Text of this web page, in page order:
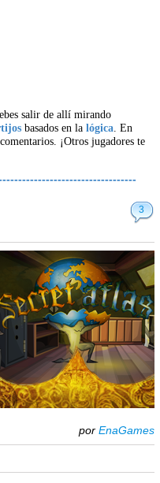
salir de allí mirando
basados en lalógica. En
¡Otros jugadores te
3
por EnaGames